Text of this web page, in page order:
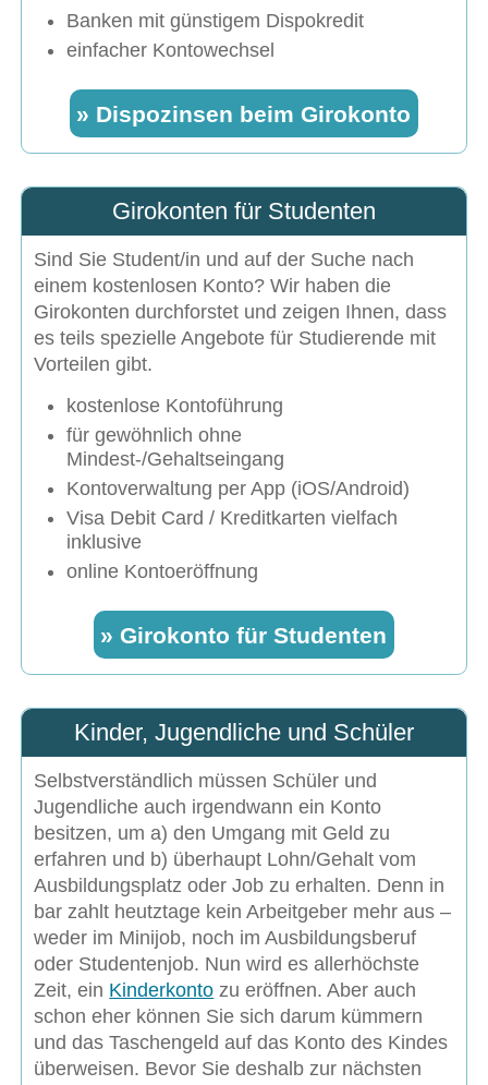
Banken mit günstigem Dispokredit
einfacher Kontowechsel
» Dispozinsen beim Girokonto
Girokonten für Studenten
Sind Sie Student/in und auf der Suche nach
einem kostenlosen Konto? Wir haben die
Girokonten durchforstet und zeigen Ihnen, dass
es teils spezielle Angebote für Studierende mit
Vorteilen gibt.
kostenlose Kontoführung
für gewöhnlich ohne
Mindest-/Gehaltseingang
Kontoverwaltung per App (iOS/Android)
Visa Debit Card / Kreditkarten vielfach
inklusive
online Kontoeröffnung
» Girokonto für Studenten
Kinder, Jugendliche und Schüler
Selbstverständlich müssen Schüler und
Jugendliche auch irgendwann ein Konto
besitzen, um a) den Umgang mit Geld zu
erfahren und b) überhaupt Lohn/Gehalt vom
Ausbildungsplatz oder Job zu erhalten. Denn in
bar zahlt heutztage kein Arbeitgeber mehr aus –
weder im Minijob, noch im Ausbildungsberuf
oder Studentenjob. Nun wird es allerhöchste
Zeit, ein Kinderkonto zu eröffnen. Aber auch
schon eher können Sie sich darum kümmern
und das Taschengeld auf das Konto des Kindes
überweisen. Bevor Sie deshalb zur nächsten